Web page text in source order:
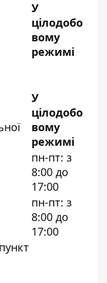
У
цілодобо
вому
режимі
У
цілодобо
вому
режимі
пн-пт: з
8:00 до
17:00
пн-пт: з
8:00 до
17:00